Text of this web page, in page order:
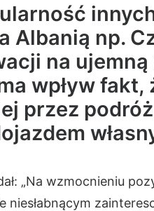
Albanią np.
na
wpływ
przez
„Na wzmocnieniu
niesłabnącym